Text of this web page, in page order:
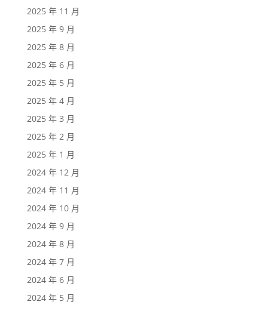
2025 年 11 月
2025 年 9 月
2025 年 8 月
2025 年 6 月
2025 年 5 月
2025 年 4 月
2025 年 3 月
2025 年 2 月
2025 年 1 月
2024 年 12 月
2024 年 11 月
2024 年 10 月
2024 年 9 月
2024 年 8 月
2024 年 7 月
2024 年 6 月
2024 年 5 月